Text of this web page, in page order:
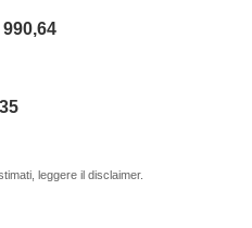
990,64
leggere il disclaimer.